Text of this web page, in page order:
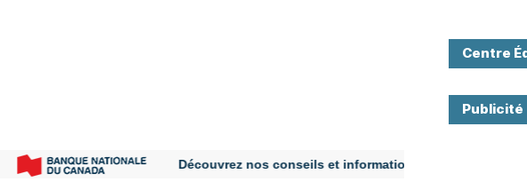
Découvrez nos conseils et informations pour vous aider tout
Centre
Publicité